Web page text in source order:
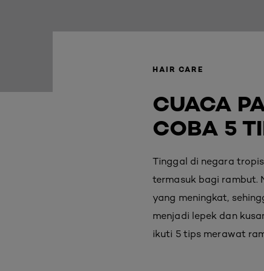
HAIR CARE
CUACA
COBA 5
Tinggal di negara
termasuk bagi rambut.
yang meningkat,
menjadi lepek dan
ikuti 5 tips merawat